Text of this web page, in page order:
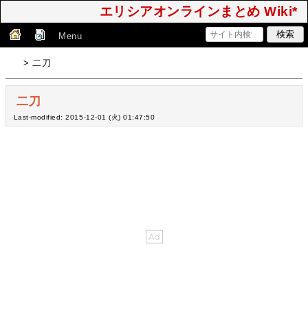
エリシアオンラインまとめ Wiki*
Menu
> 二刀
二刀
Last-modified: 2015-12-01 (火) 01:47:50